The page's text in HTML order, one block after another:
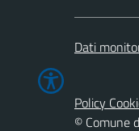
Dati
Policy
© Comune